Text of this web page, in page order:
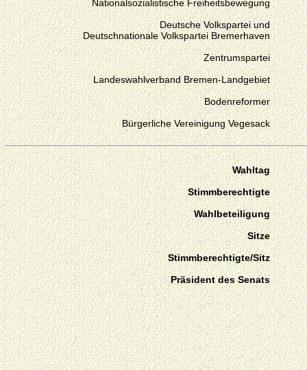
Nationalsozialistische Freiheitsbewegung
Deutsche Volkspartei und
Deutschnationale Volkspartei Bremerhaven
Zentrumspartei
Landeswahlverband Bremen-Landgebiet
Bodenreformer
Bürgerliche Vereinigung Vegesack
Wahltag
Stimmberechtigte
Wahlbeteiligung
Sitze
Stimmberechtigte/Sitz
Präsident des Senats